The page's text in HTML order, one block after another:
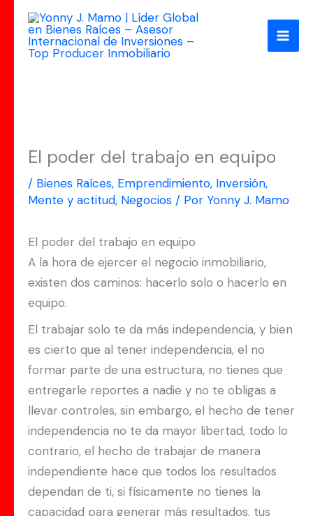
contenido
El poder del trabajo en equipo
/ Bienes Raíces, Emprendimiento, Inversión,
Mente y actitud, Negocios / Por Yonny J. Mamo
El poder del trabajo en equipo
A la hora de ejercer el negocio inmobiliario,
existen dos caminos: hacerlo solo o hacerlo en
equipo.
El trabajar solo te da más independencia, y bien
es cierto que al tener independencia, el no
formar parte de una estructura, no tienes que
entregarle reportes a nadie y no te obligas a
llevar controles, sin embargo, el hecho de tener
independencia no te da mayor libertad, todo lo
contrario, el hecho de trabajar de manera
independiente hace que todos los resultados
dependan de ti, si físicamente no tienes la
capacidad para generar más resultados, tus